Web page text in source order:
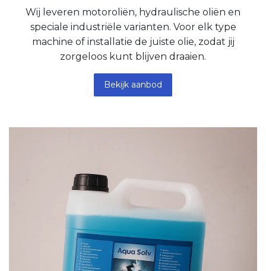
Wij leveren motoroliën, hydraulische oliën en
speciale industriële varianten. Voor elk type
machine of installatie de juiste olie, zodat jij
zorgeloos kunt blijven draaien.
Bekijk aanbod